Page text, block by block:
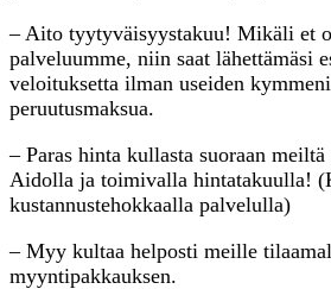
– Aito tyytyväisyystakuu! Mikäli et
palveluumme, niin saat lähettämäsi
veloituksetta ilman useiden
peruutusmaksua.
– Paras hinta kullasta suoraan
Aidolla ja toimivalla hintatakuulla!
kustannustehokkaalla palvelulla)
– Myy kultaa helposti meille
myyntipakkauksen.